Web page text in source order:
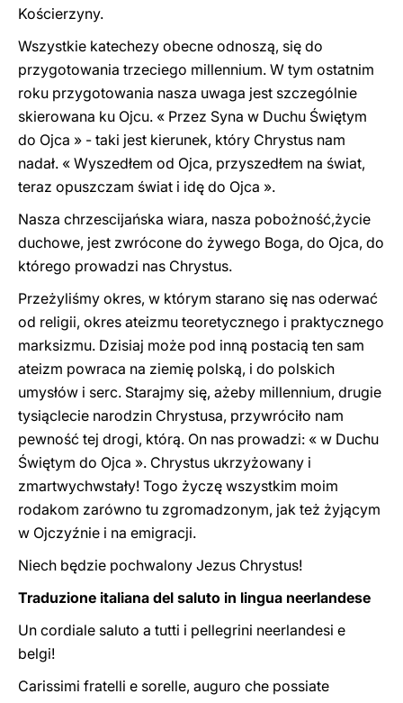
Kościerzyny.
Wszystkie katechezy obecne odnoszą, się do
przygotowania trzeciego millennium. W tym ostatnim
roku przygotowania nasza uwaga jest szczególnie
skierowana ku Ojcu. « Przez Syna w Duchu Świętym
do Ojca » - taki jest kierunek, który Chrystus nam
nadał. « Wyszedłem od Ojca, przyszedłem na świat,
teraz opuszczam świat i idę do Ojca ».
Nasza chrzescijańska wiara, nasza pobożność,życie
duchowe, jest zwrócone do żywego Boga, do Ojca, do
którego prowadzi nas Chrystus.
Przeżyliśmy okres, w którym starano się nas oderwać
od religii, okres ateizmu teoretycznego i praktycznego
marksizmu. Dzisiaj może pod inną postacią ten sam
ateizm powraca na ziemię polską, i do polskich
umysłów i serc. Starajmy się, ażeby millennium, drugie
tysiąclecie narodzin Chrystusa, przywróciło nam
pewność tej drogi, którą. On nas prowadzi: « w Duchu
Świętym do Ojca ». Chrystus ukrzyżowany i
zmartwychwstały! Togo życzę wszystkim moim
rodakom zarówno tu zgromadzonym, jak też żyjącym
w Ojczyźnie i na emigracji.
Niech będzie pochwalony Jezus Chrystus!
Traduzione italiana del saluto in lingua neerlandese
Un cordiale saluto a tutti i pellegrini neerlandesi e
belgi!
Carissimi fratelli e sorelle, auguro che possiate